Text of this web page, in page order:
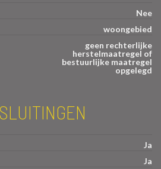
Nee
woongebied
geen rechterlijke
herstelmaatregel of
bestuurlijke maatregel
opgelegd
Ja
Ja